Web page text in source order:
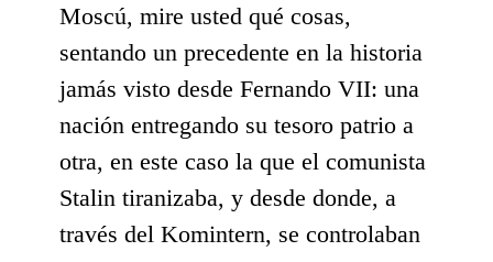
Moscú, mire usted qué cosas,
sentando un precedente en la historia
jamás visto desde Fernando VII: una
nación entregando su tesoro patrio a
otra, en este caso la que el comunista
Stalin tiranizaba, y desde donde, a
través del Komintern, se controlaban